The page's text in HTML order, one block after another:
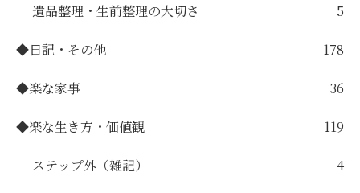
遺品整理・生前整理の大切さ 5
◆日記・その他 178
◆楽な家事 36
◆楽な生き方・価値観 119
ステップ外（雑記） 4